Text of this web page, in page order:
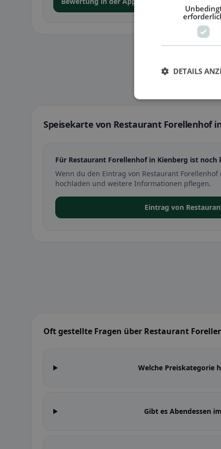
Speisekarte von Restaurant Forellenhof
Für Restaurant Forellenhof in Kienberg ist
Wenn du den Eintrag von Restaurant
hochladen und weitere Informationen pflegen.
Eintrag von
Oft gestellte Fragen über Restaurant
Welche Preiskategorie
Gibt es Abendessen
DETAILS